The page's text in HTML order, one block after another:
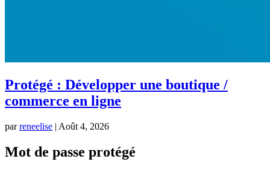
Protégé : Développer une boutique /
commerce en ligne
parreneelise | Août 4, 2026
Mot de passe protégé